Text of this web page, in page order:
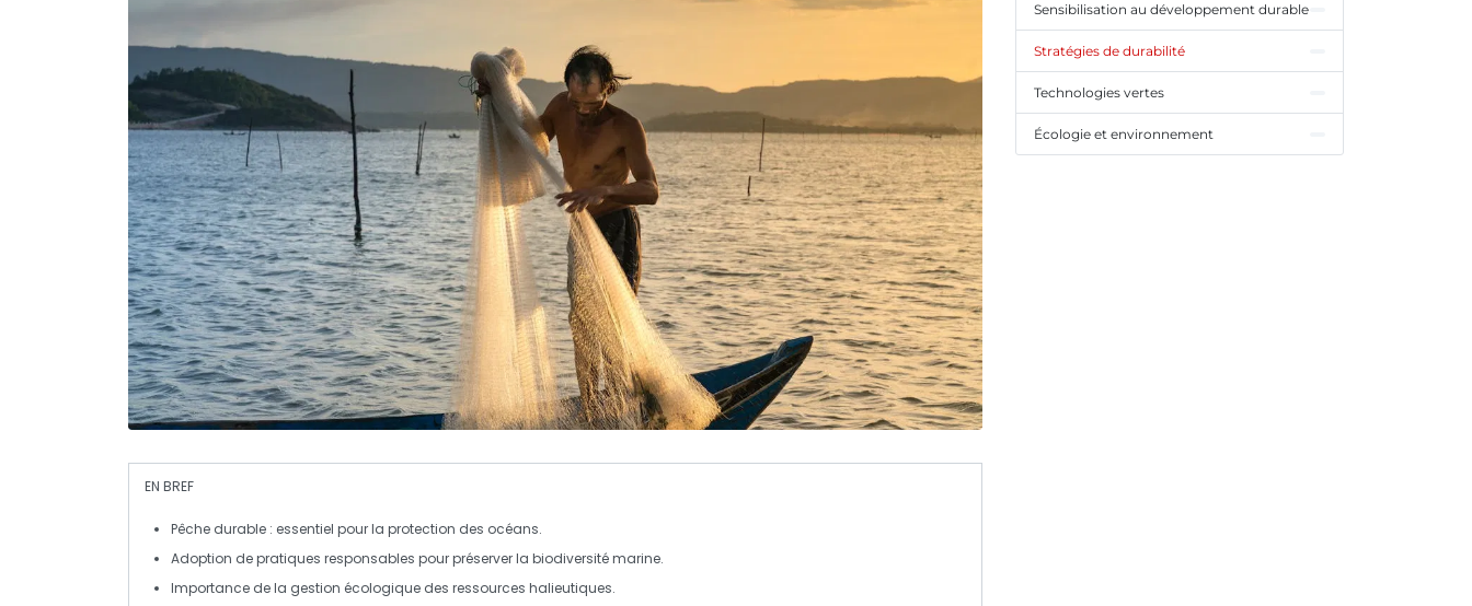
EN BREF
Pêche durable : essentiel pour la protection des océans.
Adoption de pratiques responsables pour préserver la biodiversité marine.
Importance de la gestion écologique des ressources halieutiques.
Sensibilisation au développement durable
Stratégies de durabilité
Technologies vertes
Écologie et environnement